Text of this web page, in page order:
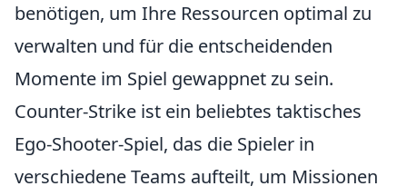
benötigen, um Ihre Ressourcen optimal zu
verwalten und für die entscheidenden
Momente im Spiel gewappnet zu sein.
Counter-Strike ist ein beliebtes taktisches
Ego-Shooter-Spiel, das die Spieler in
verschiedene Teams aufteilt, um Missionen